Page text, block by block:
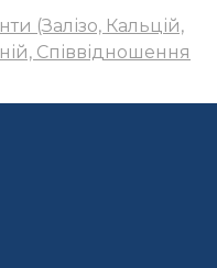
(Залізо, Кальцій,
Співвідношення